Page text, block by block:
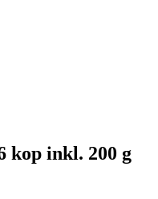
kop inkl. 200 g